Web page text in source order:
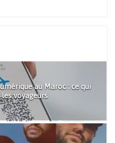
au Maroc : ce qui
voyageurs